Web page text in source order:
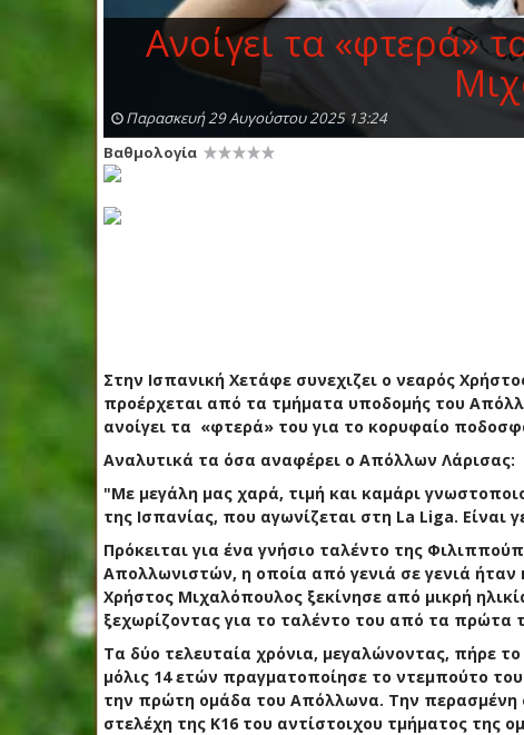
Ανοίγει τα «φτερά»
Παρασκευή 29 Αυγούστου 2025 13:24
Βαθμολογία
Στην Ισπανική Χετάφε συνεχιζει ο νεαρός
προέρχεται από τα τμήματα υποδομής του
ανοίγει τα «φτερά» του για το κορυφαίο
Αναλυτικά τα όσα αναφέρει ο Απόλλων Λάρισας:
"Με μεγάλη μας χαρά, τιμή και καμάρι
της Ισπανίας, που αγωνίζεται στη La Liga. Είναι
Πρόκειται για ένα γνήσιο ταλέντο της
Απολλωνιστών, η οποία από γενιά σε γενιά ήταν
Χρήστος Μιχαλόπουλος ξεκίνησε από μικρή
ξεχωρίζοντας για το ταλέντο του από τα πρώτα
Τα δύο τελευταία χρόνια, μεγαλώνοντας, πήρε
μόλις 14 ετών πραγματοποίησε το ντεμπούτο
την πρώτη ομάδα του Απόλλωνα. Την περασμένη
στελέχη της Κ16 του αντίστοιχου τμήματος της